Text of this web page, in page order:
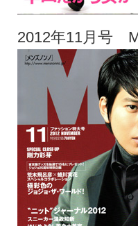
2012年11月号